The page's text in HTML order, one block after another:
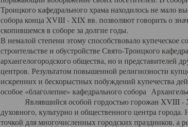
Троицкого кафедрального храма находилось не мало
собора конца XVIII - XIX вв. позволяют говорить о
скопившемся в соборе за долгие годы.
В немалой степени этому способствовало купеческое
строительстве и обустройстве Свято-Троицкого
архангелогородского общества, но и представителей
центров. Результатом повышенной религиозности
искренних и бескорыстных побуждений купечества
особое «благолепие» кафедрального собора
Являвшийся особой гордостью горожан XVIII -
духовного, культурно и общественного центра
точкой для многочисленных городских праздников, а